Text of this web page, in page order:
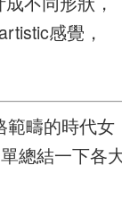
感覺，
範疇的時代女
總結一下各